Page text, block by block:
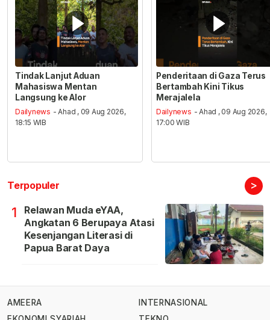
Tindak Lanjut Aduan
Mahasiswa Mentan
Langsung ke Alor
Dailynews - Ahad , 09 Aug 2026,
18:15 WIB
Penderitaan di Gaza Terus
Bertambah Kini Tikus
Merajalela
Dailynews - Ahad , 09 Aug 2026,
17:00 WIB
Terpopuler >
1
Relawan Muda eYAA,
Angkatan 6 Berupaya Atasi
Kesenjangan Literasi di
Papua Barat Daya
AMEERA
INTERNASIONAL